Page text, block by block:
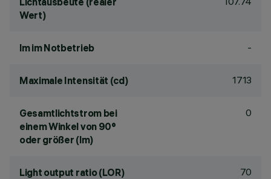
Wert)
lm im Notbetrieb -
Maximale Intensität (cd) 1713
Gesamtlichtstrom bei
einem Winkel von 90°
oder größer (lm)
0
Light output ratio (LOR) 70